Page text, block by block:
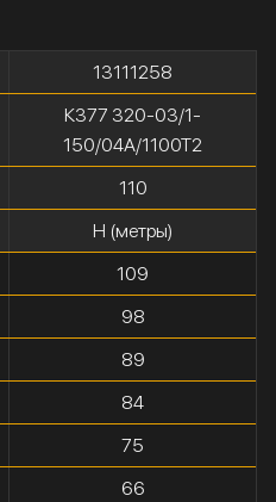
13111258
К377 320-03/1-
150/04А/1100Т2
110
H (метры)
109
98
89
84
75
66